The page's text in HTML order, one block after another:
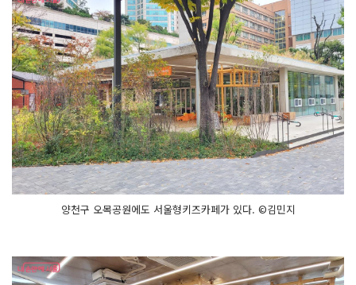
양천구 오목공원에도 서울형키즈카페가 있다. ©김민지